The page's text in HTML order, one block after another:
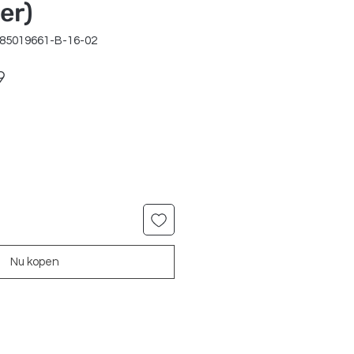
B-16-02
Nu kopen